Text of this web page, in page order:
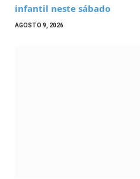
infantil neste sábado
AGOSTO 9, 2026